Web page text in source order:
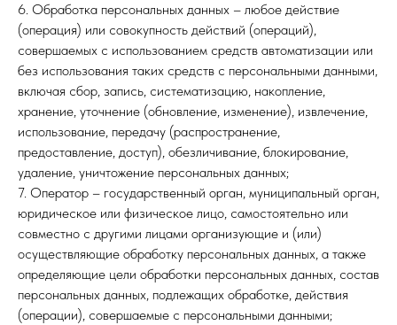
6. Обработка персональных данных – любое действие
(операция) или совокупность действий (операций),
совершаемых с использованием средств автоматизации или
без использования таких средств с персональными данными,
включая сбор, запись, систематизацию, накопление,
хранение, уточнение (обновление, изменение), извлечение,
использование, передачу (распространение,
предоставление, доступ), обезличивание, блокирование,
удаление, уничтожение персональных данных;
7. Оператор – государственный орган, муниципальный орган,
юридическое или физическое лицо, самостоятельно или
совместно с другими лицами организующие и (или)
осуществляющие обработку персональных данных, а также
определяющие цели обработки персональных данных, состав
персональных данных, подлежащих обработке, действия
(операции), совершаемые с персональными данными;